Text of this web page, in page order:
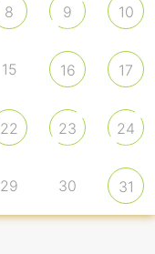
8 9 10
15 16 17
22 23 24
29 30 31